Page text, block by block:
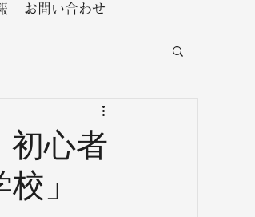
お問い合わせ
初心者
」